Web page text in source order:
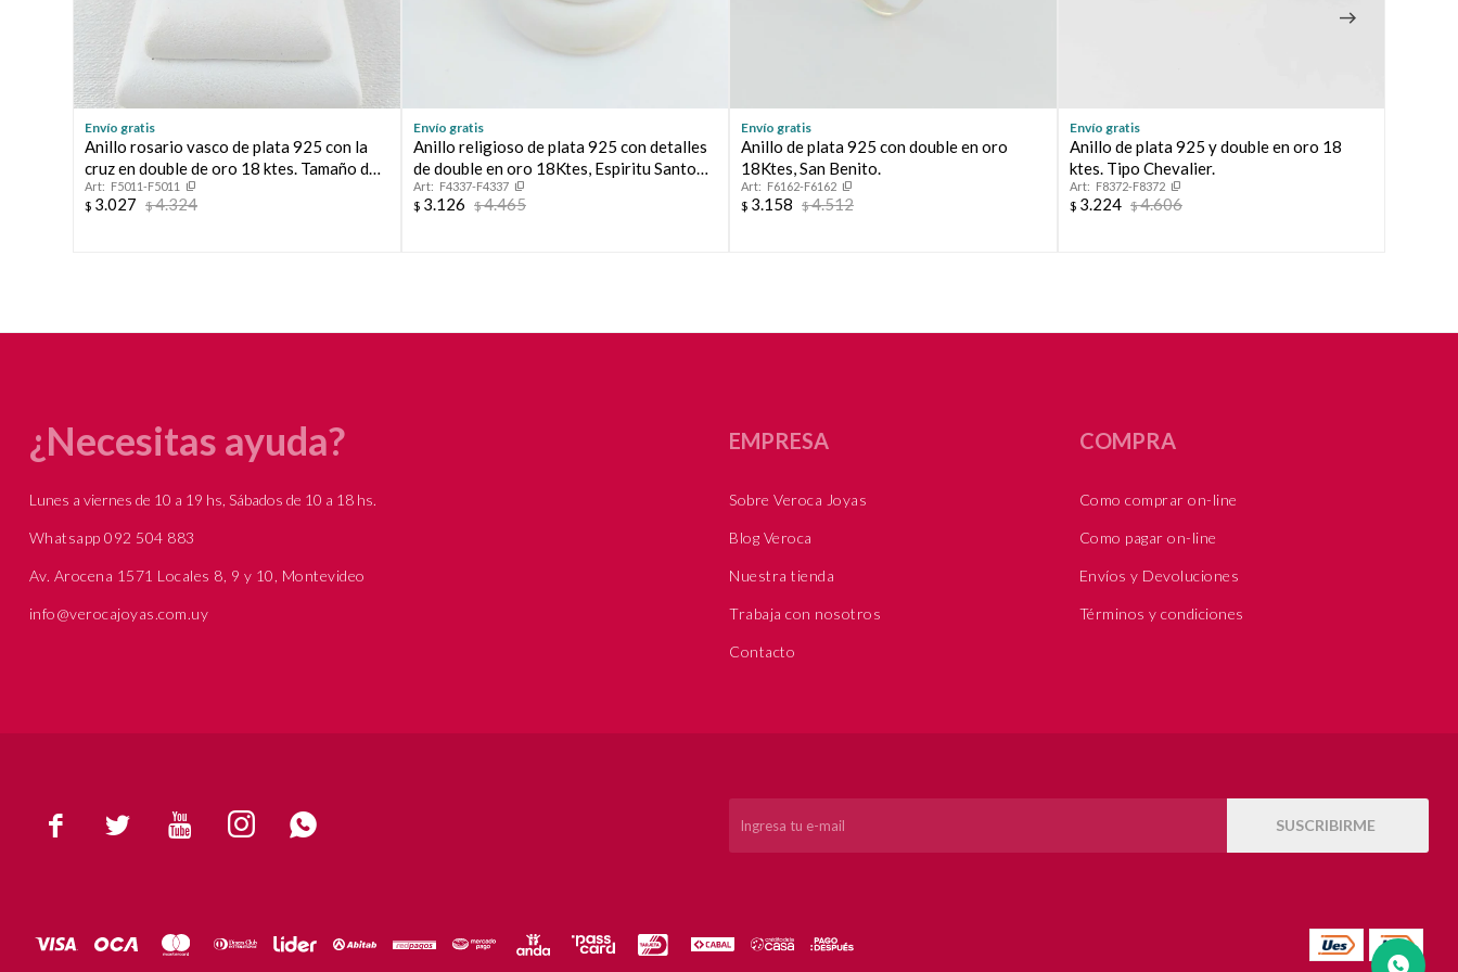
Envío gratis
Anillo rosario vasco de plata 925 con la
cruz en double de oro 18 ktes. Tamaño de
la cruz 0.9 mm * 0.9 mm.
F5011-F5011
$ 3.027 $4.324
Envío gratis
Anillo religioso de plata 925 con detalles
de double en oro 18Ktes, Espiritu Santo
10mm, diámetro interno 19mm #18
F4337-F4337
$ 3.126 $4.465
Envío gratis
Anillo de plata 925 con double en oro
18Ktes, San Benito.
F6162-F6162
$ 3.158 $4.512
Envío gratis
Anillo de plata 925 y double en oro 18
ktes. Tipo Chevalier.
F8372-F8372
$ 3.224 $4.606
     SUSCRIBIRME
¿Necesitas ayuda?
Lunes a viernes de 10 a 19 hs, Sábados de 10 a 18 hs.
Whatsapp 092 504 883
Av. Arocena 1571 Locales 8, 9 y 10, Montevideo
info@verocajoyas.com.uy
EMPRESA
Sobre Veroca Joyas
Blog Veroca
Nuestra tienda
Trabaja con nosotros
Contacto
COMPRA
Como comprar on-line
Como pagar on-line
Envíos y Devoluciones
Términos y condiciones